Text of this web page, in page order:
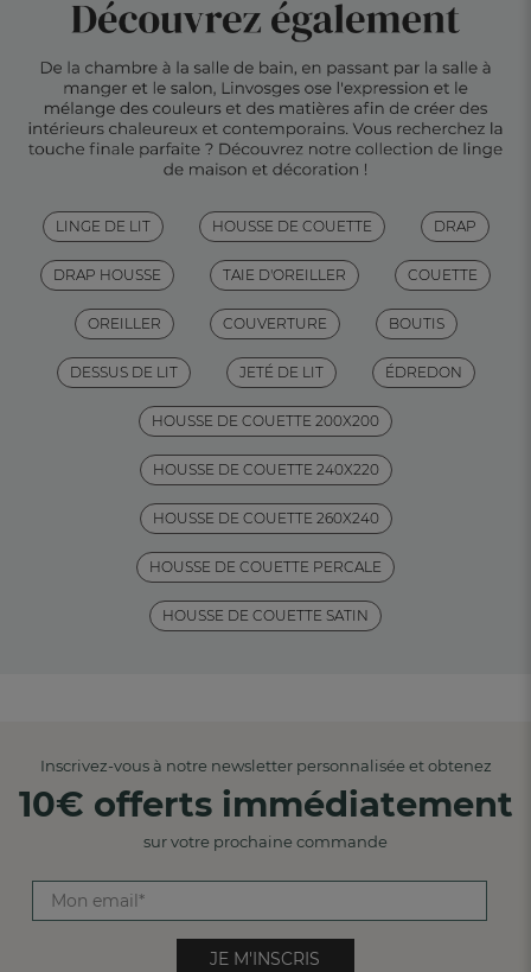
LINGE DE LIT HOUSSE DE COUETTE DRAP
DRAP HOUSSE TAIE D'OREILLER COUETTE
OREILLER COUVERTURE BOUTIS
DESSUS DE LIT JETÉ DE LIT ÉDREDON
HOUSSE DE COUETTE 200X200
HOUSSE DE COUETTE 240X220
HOUSSE DE COUETTE 260X240
HOUSSE DE COUETTE PERCALE
HOUSSE DE COUETTE SATIN
Inscrivez-vous à notre newsletter personnalisée et obtenez
10€ offerts immédiatement
sur votre prochaine commande
JE M'INSCRIS